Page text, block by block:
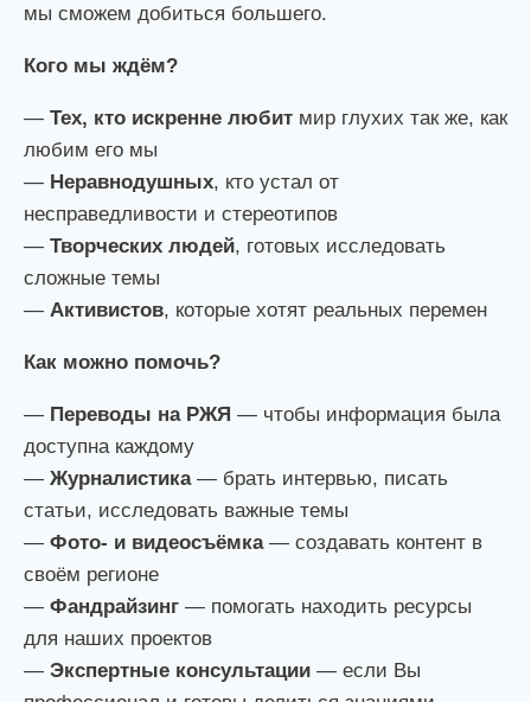
мы сможем добиться большего.
Кого мы ждём?
— Тех, кто искренне любит мир глухих так же, как
любим его мы
— Неравнодушных, кто устал от
несправедливости и стереотипов
— Творческих людей, готовых исследовать
сложные темы
— Активистов, которые хотят реальных перемен
Как можно помочь?
— Переводы на РЖЯ — чтобы информация была
доступна каждому
— Журналистика— брать интервью, писать
статьи, исследовать важные темы
— Фото- и видеосъёмка— создавать контент в
своём регионе
— Фандрайзинг — помогать находить ресурсы
для наших проектов
— Экспертные консультации — если Вы